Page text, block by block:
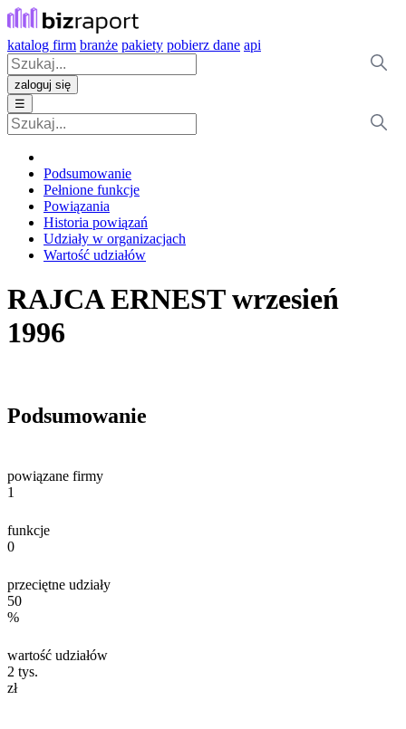
katalog firm branże pakiety pobierz dane api
zaloguj się
☰
Podsumowanie
Pełnione funkcje
Powiązania
Historia powiązań
Udziały w organizacjach
Wartość udziałów
RAJCA ERNEST wrzesień
1996
Podsumowanie
powiązane firmy
1
funkcje
0
przeciętne udziały
50
%
wartość udziałów
2 tys.
zł